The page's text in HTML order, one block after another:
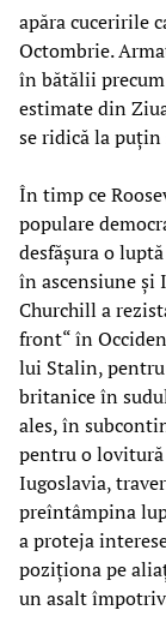
apăra cuceririle
Octombrie.
în bătălii
estimate din
se ridică la
În timp ce
populare
desfășura o
în ascensiune
Churchill a
front“ în
lui Stalin, pentru
britanice în
ales, în
pentru o
Iugoslavia,
preîntâmpina
a proteja
poziționa pe
un asalt